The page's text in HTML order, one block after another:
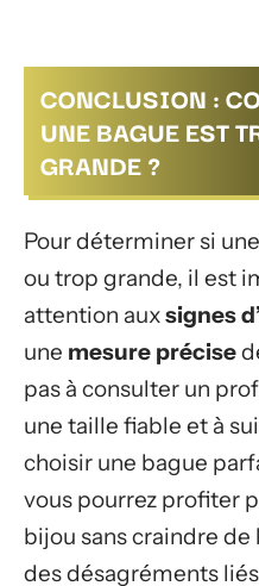
CONCLUSION :
UNE BAGUE EST
GRANDE ?
Pour déterminer si
ou trop grande, il est
attention auxsignes
une mesure précise
pas à consulter un
une taille fiable et à
choisir une bague
vous pourrez profiter
bijou sans craindre
des désagréments